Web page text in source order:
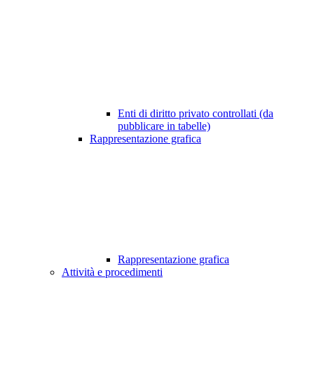
Enti di diritto privato controllati (da
pubblicare in tabelle)
Rappresentazione grafica
Rappresentazione grafica
Attività e procedimenti